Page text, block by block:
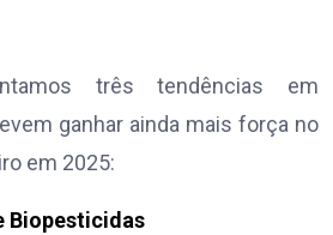
três tendências em
ganhar ainda mais força no
em 2025:
Biopesticidas